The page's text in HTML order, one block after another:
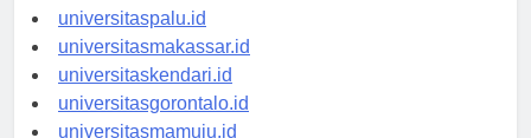
universitasmanado.id
universitaspalu.id
universitasmakassar.id
universitaskendari.id
universitasgorontalo.id